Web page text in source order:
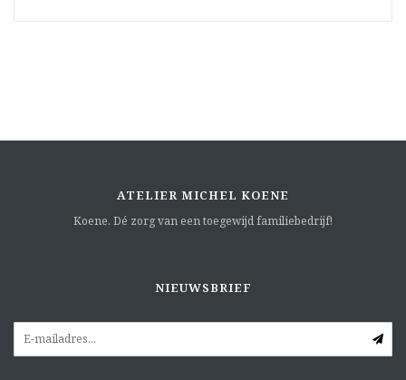
ATELIER MICHEL KOENE
Koene. Dé zorg van een toegewijd familiebedrijf!
NIEUWSBRIEF